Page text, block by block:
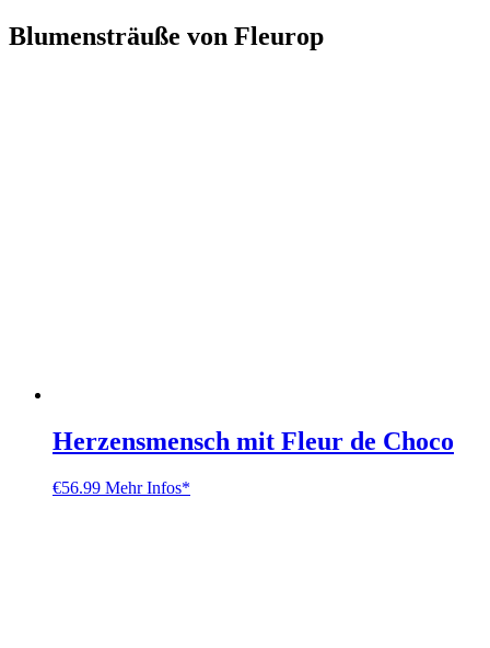
Blumensträuße von Fleurop
Herzensmensch mit Fleur de Choco
€56.99 Mehr Infos*